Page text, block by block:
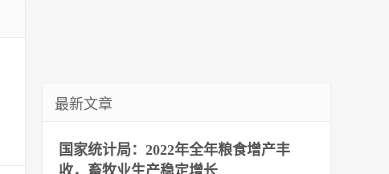
最新文章
国家统计局：2022年全年粮食增产丰
收，畜牧业生产稳定增长